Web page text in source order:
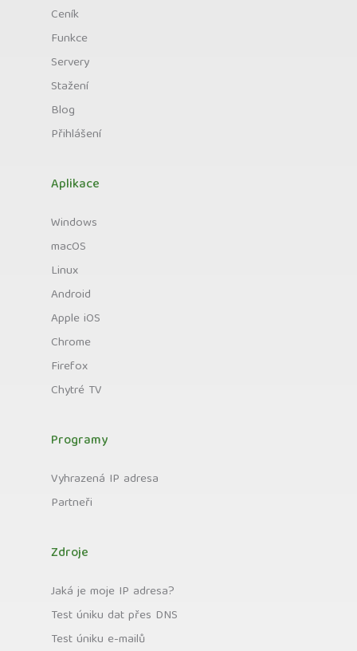
Ceník
Funkce
Servery
Stažení
Blog
Přihlášení
Aplikace
Windows
macOS
Linux
Android
Apple iOS
Chrome
Firefox
Chytré TV
Programy
Vyhrazená IP adresa
Partneři
Zdroje
Jaká je moje IP adresa?
Test úniku dat přes DNS
Test úniku e-mailů